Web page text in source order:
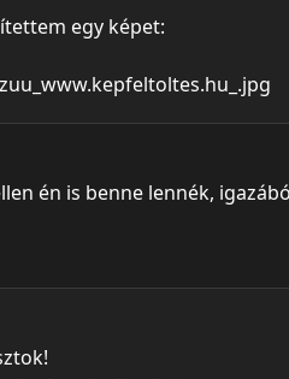
egy képet:
én is benne lennék,